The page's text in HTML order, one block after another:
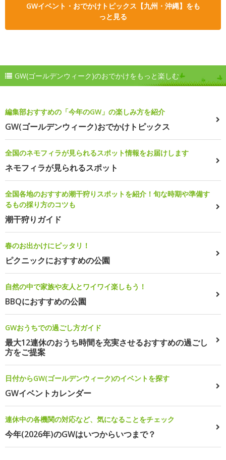
GWイベント・おでかけトピックス【九州・沖縄】をも
っと見る
GW(ゴールデンウィーク)のおでかけをもっと楽しむ
編集部おすすめの「今年のGW」の楽しみ方を紹介
GW(ゴールデンウィーク)おでかけトピックス
全国のネモフィラが見られるスポット情報をお届けします
ネモフィラが見られるスポット
全国各地のおすすめ潮干狩りスポットを紹介！旬な時期や準備す
るもの採り方のコツも
潮干狩りガイド
春のお出かけにピッタリ！
ピクニックにおすすめの公園
自然の中で家族や友人とワイワイ楽しもう！
BBQにおすすめの公園
GWおうちでの過ごし方ガイド
最大12連休のおうち時間を充実させるおすすめの過ごし
方をご提案
日付からGW(ゴールデンウィーク)のイベントを探す
GWイベントカレンダー
連休中の各機関の対応など、気になることをチェック
今年(2026年)のGWはいつからいつまで？